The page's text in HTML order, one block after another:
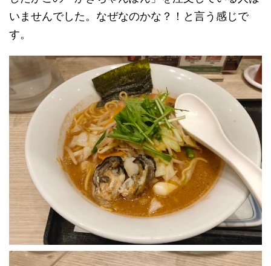
いませんでした。なぜなのかな？！と言う感じで
す。